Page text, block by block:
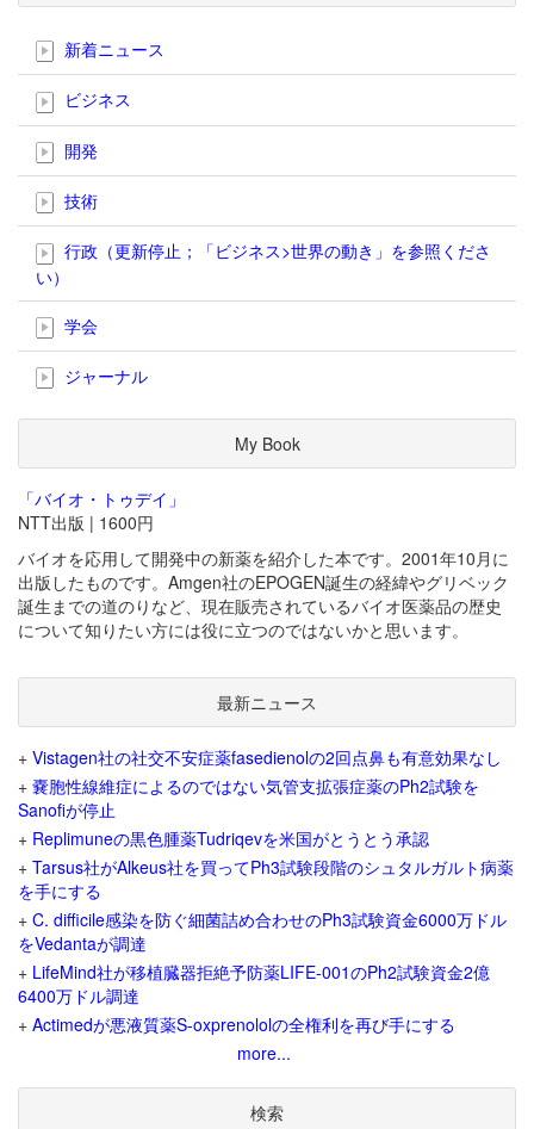
新着ニュース
ビジネス
開発
技術
行政（更新停止；「ビジネス>世界の動き」を参照くださ
い）
学会
ジャーナル
My Book
「バイオ・トゥデイ」
NTT出版 | 1600円
バイオを応用して開発中の新薬を紹介した本です。2001年10月に
出版したものです。Amgen社のEPOGEN誕生の経緯やグリベック
誕生までの道のりなど、現在販売されているバイオ医薬品の歴史
について知りたい方には役に立つのではないかと思います。
最新ニュース
+ Vistagen社の社交不安症薬fasedienolの2回点鼻も有意効果なし
+ 嚢胞性線維症によるのではない気管支拡張症薬のPh2試験を
Sanofiが停止
+ Replimuneの黒色腫薬Tudriqevを米国がとうとう承認
+ Tarsus社がAlkeus社を買ってPh3試験段階のシュタルガルト病薬
を手にする
+ C. difficile感染を防ぐ細菌詰め合わせのPh3試験資金6000万ドル
をVedantaが調達
+ LifeMind社が移植臓器拒絶予防薬LIFE-001のPh2試験資金2億
6400万ドル調達
+ Actimedが悪液質薬S-oxprenololの全権利を再び手にする
more...
検索